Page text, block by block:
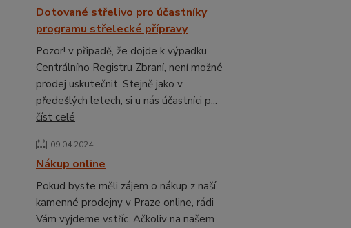
Dotované střelivo pro účastníky
programu střelecké přípravy
Pozor! v připadě, že dojde k výpadku
Centrálního Registru Zbraní, není možné
prodej uskutečnit. Stejně jako v
předešlých letech, si u nás účastníci p...
číst celé
09.04.2024
Nákup online
Pokud byste měli zájem o nákup z naší
kamenné prodejny v Praze online, rádi
Vám vyjdeme vstříc. Ačkoliv na našem